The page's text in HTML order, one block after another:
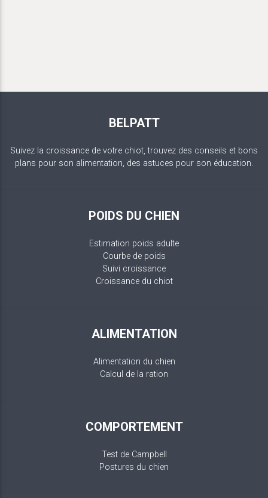
BELPATT
Suivez la croissance de votre chiot, trouvez des conseils et bons
plans pour son alimentation, des astuces pour son éducation.
POIDS DU CHIEN
Estimation poids adulte
Courbe de poids
Suivi croissance
Croissance du chiot
ALIMENTATION
Alimentation du chien
Calcul de la ration
COMPORTEMENT
Test de Campbell
Postures du chien